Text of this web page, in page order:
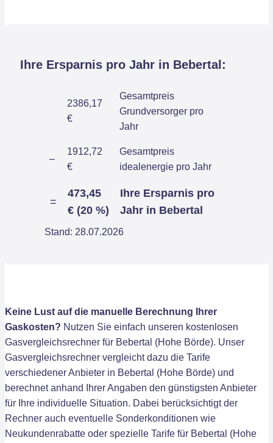
Ihre Ersparnis pro Jahr in Bebertal:
2386,17
€
Gesamtpreis
Grundversorger pro
Jahr
–
1912,72
€
Gesamtpreis
idealenergie pro Jahr
=
473,45
€ (20 %)
Ihre Ersparnis pro
Jahr in Bebertal
Stand: 28.07.2026
Keine Lust auf die manuelle Berechnung Ihrer
Gaskosten? Nutzen Sie einfach unseren kostenlosen
Gasvergleichsrechner für Bebertal (Hohe Börde). Unser
Gasvergleichsrechner vergleicht dazu die Tarife
verschiedener Anbieter in Bebertal (Hohe Börde) und
berechnet anhand Ihrer Angaben den günstigsten Anbieter
für Ihre individuelle Situation. Dabei berücksichtigt der
Rechner auch eventuelle Sonderkonditionen wie
Neukundenrabatte oder spezielle Tarife für Bebertal (Hohe